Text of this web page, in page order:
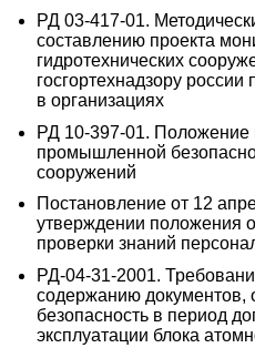
РД 03-417-01.
составлению проекта
гидротехнических
госгортехнадзору россии
в организациях
РД 10-397-01. Положение
промышленной
сооружений
Постановление от 12
утверждении положения
проверки знаний
РД-04-31-2001.
содержанию
безопасность в период
эксплуатации блока